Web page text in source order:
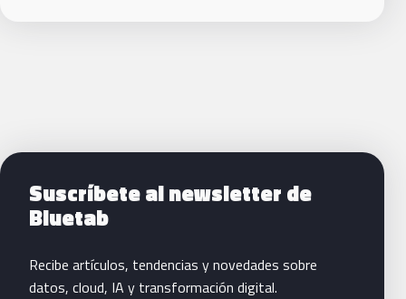
Siguientes pasos con Bluetab
Suscríbete al newsletter de
Bluetab
Recibe artículos, tendencias y novedades sobre
datos, cloud, IA y transformación digital.